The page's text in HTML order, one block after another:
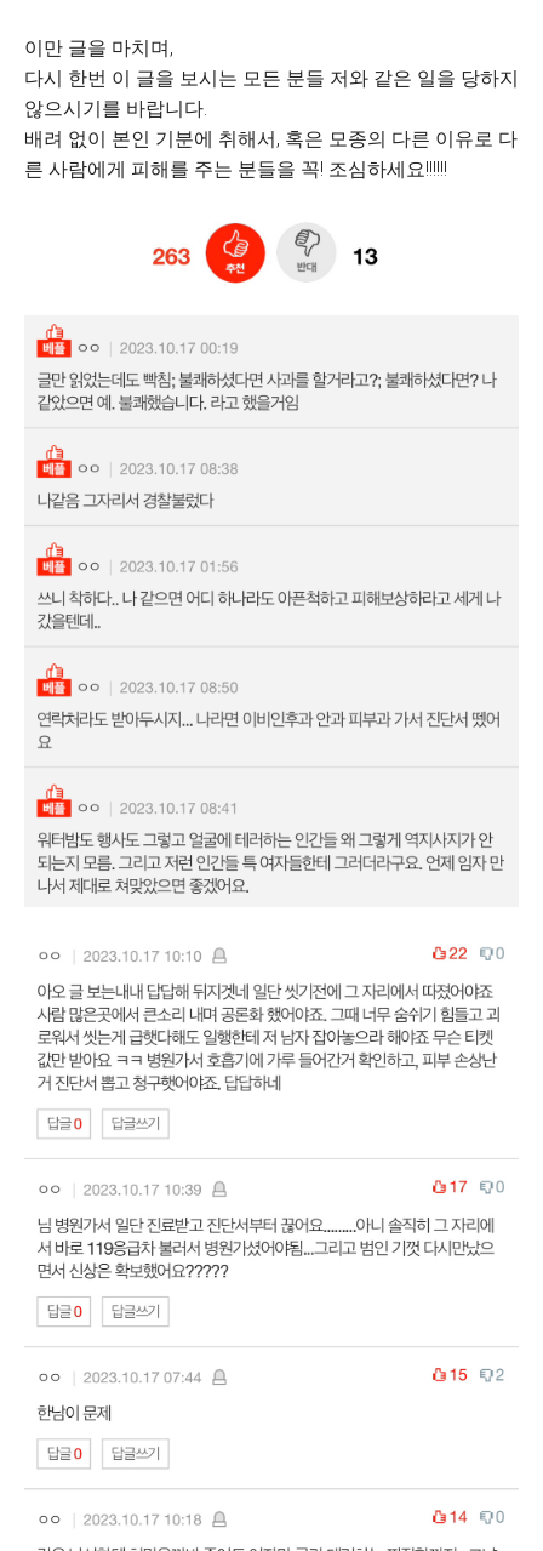
이만 글을 마치며,
다시 한번 이 글을 보시는 모든 분들 저와 같은 일을 당하지
않으시기를 바랍니다.
배려 없이 본인 기분에 취해서, 혹은 모종의 다른 이유로 다
른 사람에게 피해를 주는 분들을 꼭! 조심하세요!!!!!!